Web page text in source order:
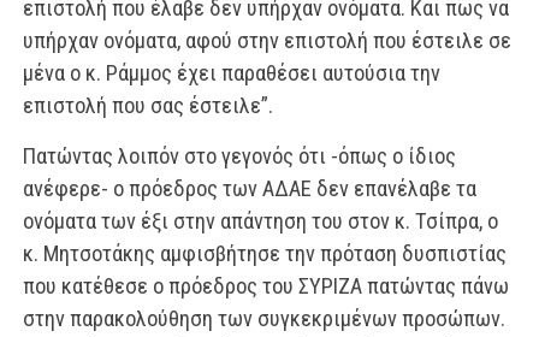
επιστολή που έλαβε δεν υπήρχαν ονόματα. Και πως να
υπήρχαν ονόματα, αφού στην επιστολή που έστειλε σε
μένα ο κ. Ράμμος έχει παραθέσει αυτούσια την
επιστολή που σας έστειλε”.
Πατώντας λοιπόν στο γεγονός ότι -όπως ο ίδιος
ανέφερε- ο πρόεδρος των ΑΔΑΕ δεν επανέλαβε τα
ονόματα των έξι στην απάντηση του στον κ. Τσίπρα, ο
κ. Μητσοτάκης αμφισβήτησε την πρόταση δυσπιστίας
που κατέθεσε ο πρόεδρος του ΣΥΡΙΖΑ πατώντας πάνω
στην παρακολούθηση των συγκεκριμένων προσώπων.